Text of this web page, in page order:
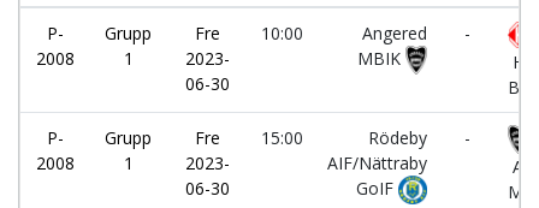
P-
2008
Grupp
1
Fre
2023-
06-30
10:00
Angered
MBIK
-
BK
P-
2008
Grupp
1
Fre
2023-
06-30
15:00
Rödeby
AIF/Nättraby
GoIF
-